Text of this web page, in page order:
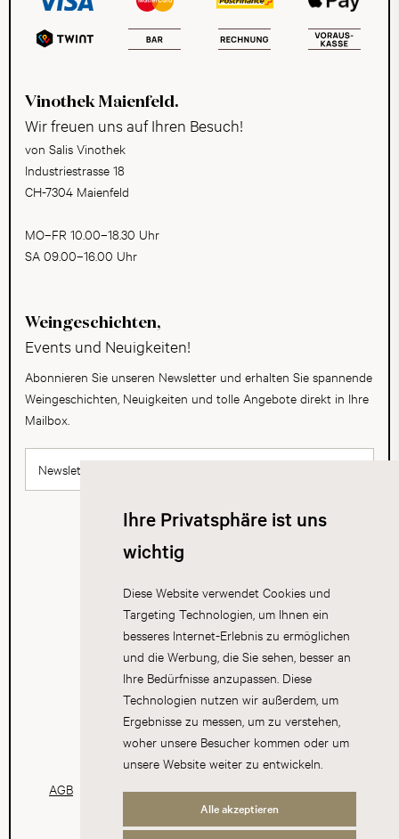
Ihre Privatsphäre ist uns
wichtig
Diese Website verwendet Cookies und
Targeting Technologien, um Ihnen ein
besseres Internet-Erlebnis zu ermöglichen
und die Werbung, die Sie sehen, besser an
Ihre Bedürfnisse anzupassen. Diese
Technologien nutzen wir außerdem, um
Ergebnisse zu messen, um zu verstehen,
woher unsere Besucher kommen oder um
unsere Website weiter zu entwickeln.
Alle akzeptieren
Vinothek Maienfeld.
Wir freuen uns auf Ihren Besuch!
von Salis Vinothek
Industriestrasse 18
CH-7304 Maienfeld
MO–FR 10.00–18.30 Uhr
SA 09.00–16.00 Uhr
Weingeschichten,
Events und Neuigkeiten!
Abonnieren Sie unseren Newsletter und erhalten Sie spannende
Weingeschichten, Neuigkeiten und tolle Angebote direkt in Ihre
Mailbox.
Newsletter abonnieren
AGB Datenschutz Impressum Cookies